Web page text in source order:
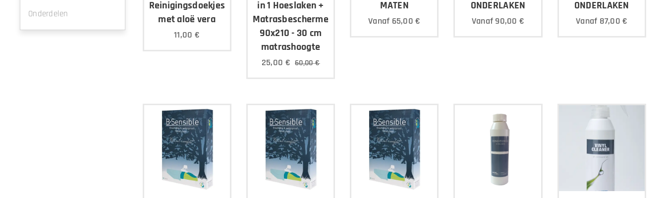
Onderdelen
Reinigingsdoekjes
met aloë vera
11,00 €
in 1 Hoeslaken +
Matrasbeschermer
90x210 - 30 cm
matrashoogte
25,00 € 60,00€
MATEN
Vanaf 65,00 €
ONDERLAKEN
Vanaf 90,00 €
ONDERLAKEN
Vanaf 87,00 €